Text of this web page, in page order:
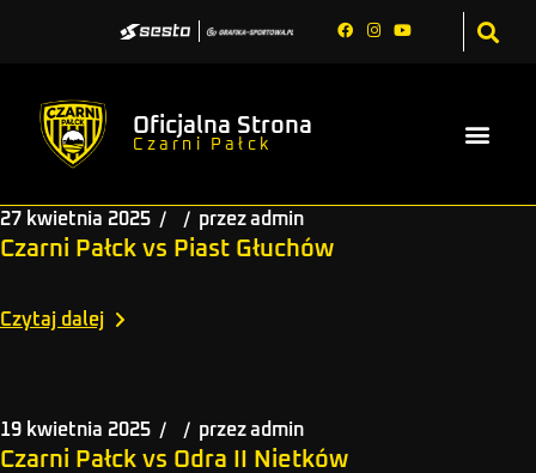
Oficjalna Strona
Czarni Pałck
27 kwietnia 2025 przezadmin
Czarni Pałck vs Piast Głuchów
Czytaj dalej
19 kwietnia 2025 przezadmin
Czarni Pałck vs Odra II Nietków